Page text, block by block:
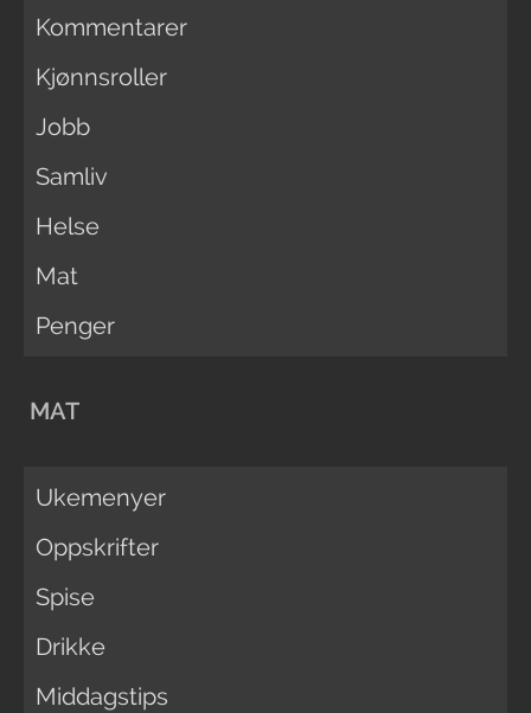
Kommentarer
Kjønnsroller
Jobb
Samliv
Helse
Mat
Penger
MAT
Ukemenyer
Oppskrifter
Spise
Drikke
Middagstips